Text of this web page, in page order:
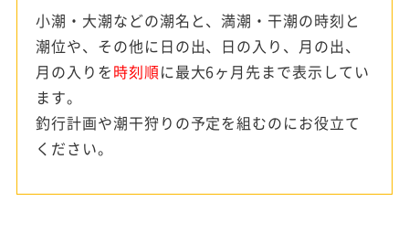
小潮・大潮などの潮名と、満潮・干潮の時刻と
潮位や、その他に日の出、日の入り、月の出、
月の入りを時刻順に最大6ヶ月先まで表示してい
ます。
釣行計画や潮干狩りの予定を組むのにお役立て
ください。